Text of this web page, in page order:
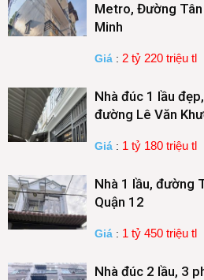
Metro, Đường
Minh
Giá : 2 tỷ 220 triệu tl
Nhà đúc 1 lầu
đường Lê Văn
Giá : 1 tỷ 180 triệu tl
Nhà 1 lầu, đường
Quận 12
Giá : 1 tỷ 450 triệu tl
Nhà đúc 2 lầu, 3